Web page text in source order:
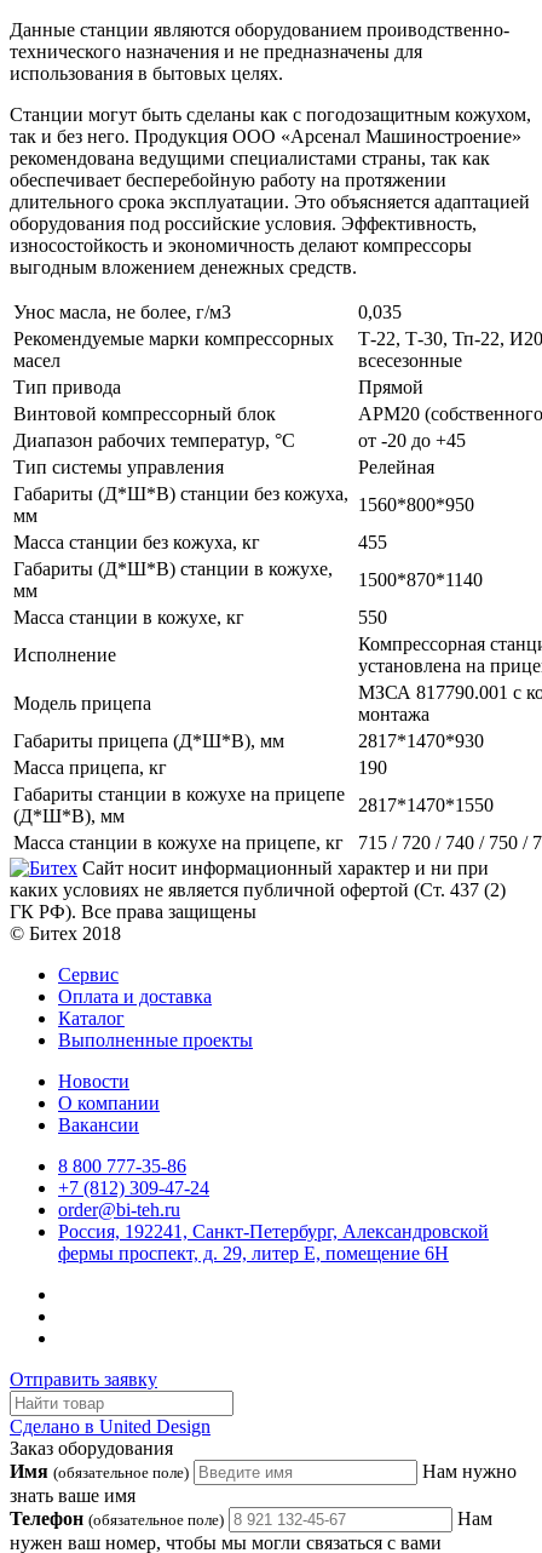
Данные станции являются оборудованием проиводственно-
технического назначения и не предназначены для
использования в бытовых целях.
Станции могут быть сделаны как с погодозащитным кожухом,
так и без него. Продукция ООО «Арсенал Машиностроение»
рекомендована ведущими специалистами страны, так как
обеспечивает бесперебойную работу на протяжении
длительного срока эксплуатации. Это объясняется адаптацией
оборудования под российские условия. Эффективность,
износостойкость и экономичность делают компрессоры
выгодным вложением денежных средств.
Унос масла, не более, г/м3
0,035
Рекомендуемые марки компрессорных
масел
Т-22, Т-30, Тп-22,
всесезонные
Тип привода
Прямой
Винтовой компрессорный блок
АРМ20
Диапазон рабочих температур, °С
от -20 до +45
Тип системы управления
Релейная
Габариты (Д*Ш*В) станции без кожуха,
мм
1560*800*950
Масса станции без кожуха, кг
455
Габариты (Д*Ш*В) станции в кожухе,
мм
1500*870*1140
Масса станции в кожухе, кг
550
Исполнение
Компрессорная
установлена на
Модель прицепа
МЗСА 817790.001 с
монтажа
Габариты прицепа (Д*Ш*В), мм
2817*1470*930
Масса прицепа, кг
190
Габариты станции в кожухе на прицепе
(Д*Ш*В), мм
2817*1470*1550
Масса станции в кожухе на прицепе, кг
715 / 720 / 740 / 750 /
Сайт носит информационный характер и ни при
каких условиях не является публичной офертой (Ст. 437 (2)
ГК РФ). Все права защищены
© Битех 2018
Сервис
Оплата и доставка
Каталог
Выполненные проекты
Новости
О компании
Вакансии
8 800 777-35-86
+7 (812) 309-47-24
order@bi-teh.ru
Россия, 192241, Санкт-Петербург, Александровской
фермы проспект, д. 29, литер Е, помещение 6Н
Отправить заявку
Сделано в United Design
Заказ оборудования
Имя (обязательное поле)
Нам нужно
знать ваше имя
Телефон (обязательное поле)
Нам
нужен ваш номер, чтобы мы могли связаться с вами